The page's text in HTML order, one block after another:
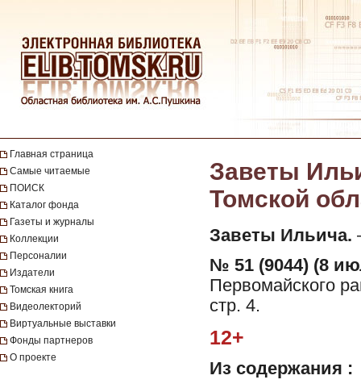
Главная страница
Самые читаемые
ПОИСК
Каталог фонда
Газеты и журналы
Коллекции
Персоналии
Издатели
Томская книга
Видеолекторий
Виртуальные выставки
Фонды партнеров
О проекте
Заветы
Томской
Заветы Ильича.
№ 51 (9044) (8
Первомайского
стр. 4.
12+
Из содержания :